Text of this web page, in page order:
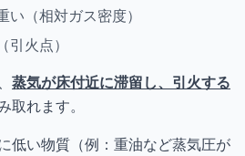
い（相対ガス密度）
火点）
蒸気が床付近に滞留し、引火する
取れます。
低い物質（例：重油など蒸気圧が